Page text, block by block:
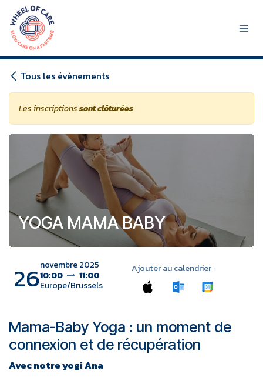
Se rendre au contenu
Tous les événements
Les inscriptionssont clôturées
YOGA MAMA BABY
26novembre 2025
10:00
11:00
Europe/Brussels
Ajouter au calendrier :
Mama-Baby Yoga : un moment de
connexion et de récupération
Avec notre yogi Ana